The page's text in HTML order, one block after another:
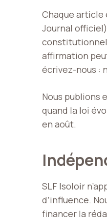
Chaque article
Journal
affirmation
écrivez-nous :
Nous publions
quand la loi
en août.
SLF Isoloir
d’influence.
financer la